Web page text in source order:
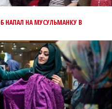
НАПАЛ НА МУСУЛЬМАНКУ В